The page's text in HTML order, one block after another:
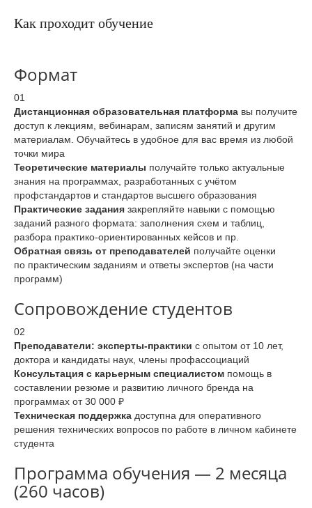
Как проходит обучение
Формат
01
Дистанционная образовательная платформа вы получите
доступ к лекциям, вебинарам, записям занятий и другим
материалам. Обучайтесь в удобное для вас время из любой
точки мира
Теоретические материалы получайте только актуальные
знания на программах, разработанных с учётом
профстандартов и стандартов высшего образования
Практические задания закрепляйте навыки с помощью
заданий разного формата: заполнения схем и таблиц,
разбора практико-ориентированных кейсов и пр.
Обратная связь от преподавателей получайте оценки
по практическим заданиям и ответы экспертов (на части
программ)
Сопровождение студентов
02
Преподаватели: эксперты-практики с опытом от 10 лет,
доктора и кандидаты наук, члены профассоциаций
Консультация с карьерным специалистом помощь в
составлении резюме и развитию личного бренда на
программах от 30 000 ₽
Техническая поддержка доступна для оперативного
решения технических вопросов по работе в личном кабинете
студента
Программа обучения — 2 месяца
(260 часов)